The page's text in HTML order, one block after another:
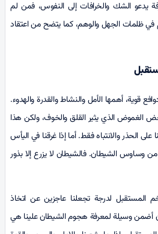
يدعو الشك والخرافات إلى النفوس، فمن لم
في ظلمات الجهل والوهم، كما يتضح من اعتقاد
قوية، أهمها الأمل والنشاط والقدرة والهدوء.
الغموض الذي يثير القلق والخوف، ولكن هذا
الحذر والانتباه فقط. أما إذا غرقنا في اليأس
وساوس الشيطان. فالشيطان لا يزرع إلا بذور
لدرجة تجعلنا عاجزين عن اتخاذ
أضمن وسيلة لمعرفة هجوم الشيطان علينا هي